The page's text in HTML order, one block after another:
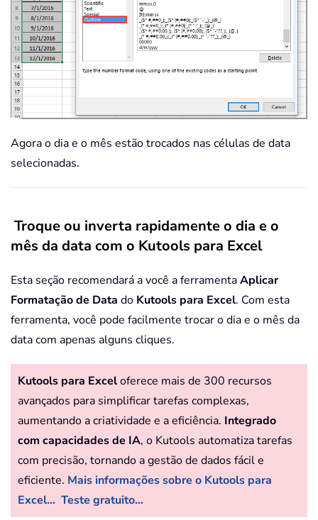
Agora o dia e o mês estão trocados nas células de data
selecionadas.
Troque ou inverta rapidamente o dia e o
mês da data com o Kutools para Excel
Esta seção recomendará a você a ferramentaAplicar
Formatação de Data do Kutools para Excel. Com esta
ferramenta, você pode facilmente trocar o dia e o mês da
data com apenas alguns cliques.
Kutools para Exceloferece mais de 300 recursos
avançados para simplificar tarefas complexas,
aumentando a criatividade e a eficiência. Integrado
com capacidades de IA, o Kutools automatiza tarefas
com precisão, tornando a gestão de dados fácil e
eficiente. Mais informações sobre o Kutools para
Excel... Teste gratuito...